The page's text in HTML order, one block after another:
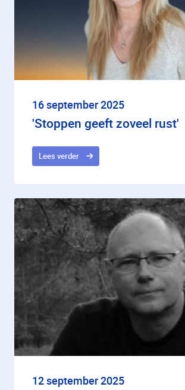
16 september 2025
'Stoppen geeft zoveel rust'
Lees verder
12 september 2025